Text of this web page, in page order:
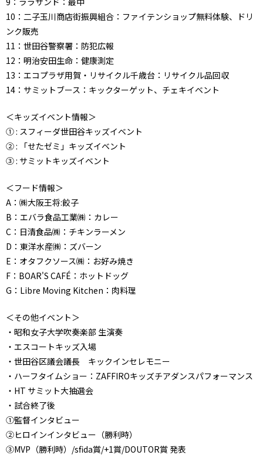
10：二子玉川商店街振興組合：ファイテンショップ無料体験、ドリ
ンク販売
11：世田谷警察署：防犯広報
12：明治安田生命：健康測定
13：エコプラザ用賀・リサイクル千歳台：リサイクル品回収
14：サミットブース：キックターゲット、チェキイベント
＜キッズイベント情報＞
① : スフィーダ世田谷キッズイベント
② : 「せたゼミ」キッズイベント
③ : サミットキッズイベント
＜フード情報＞
A：㈱大阪王将:餃子
B：エバラ食品工業㈱：カレー
C：日清食品㈱：チキンラーメン
D：東洋水産㈱：ズバーン
E：オタフクソース㈱：お好み焼き
F：BOAR'S CAFÉ：ホットドッグ
G：Libre Moving Kitchen：肉料理
＜その他イベント＞
・昭和女子大学吹奏楽部 生演奏
・エスコートキッズ入場
・世田谷区議会議長 キックインセレモニー
・ハーフタイムショー：ZAFFIROキッズチアダンスパフォーマンス
・HT サミット大抽選会
・試合終了後
①監督インタビュー
②ヒロインインタビュー（勝利時）
③MVP（勝利時）/sfida賞/+1賞/DOUTOR賞 発表